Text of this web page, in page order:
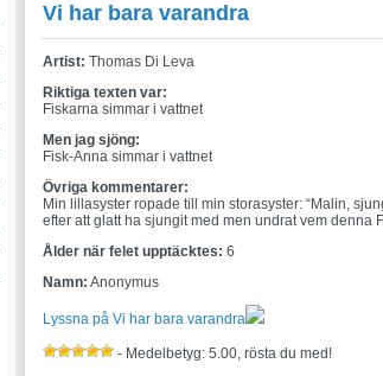
Vi har bara varandra
Artist: Thomas Di Leva
Riktiga texten var:
Fiskarna simmar i vattnet
Men jag sjöng:
Fisk-Anna simmar i vattnet
Övriga kommentarer:
Min lillasyster ropade till min storasyster: “Malin,
efter att glatt ha sjungit med men undrat vem denna
Ålder när felet upptäcktes: 6
Namn: Anonymus
Lyssna på Vi har bara varandra
- Medelbetyg: 5.00, rösta du med!